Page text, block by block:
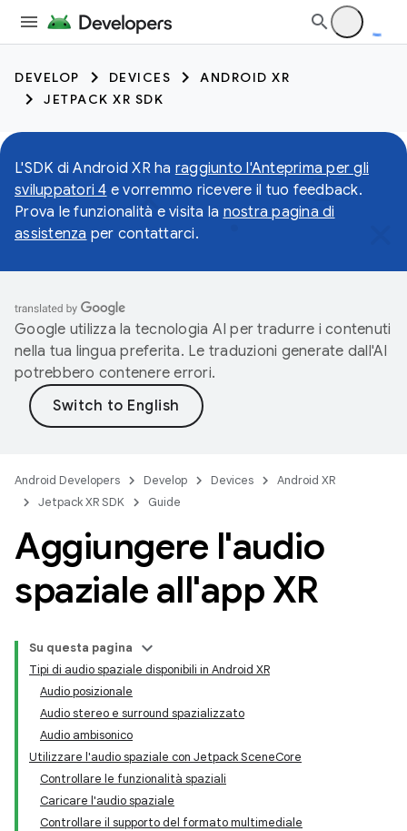
DEVELOP DEVICES
ANDROID XR
JETPACK XR SDK
L'SDK di Android XR ha raggiunto l'Anteprima per gli
sviluppatori 4 e vorremmo ricevere il tuo feedback.
Prova le funzionalità e visita la nostra pagina di
assistenza per contattarci.
Google utilizza la tecnologia AI per tradurre i contenuti
nella tua lingua preferita. Le traduzioni generate dall'AI
potrebbero contenere errori.
Android Developers Develop Devices
Android XR
Jetpack XR SDK
Guide
Aggiungere l'audio
spaziale all'app XR
Su questa pagina
Tipi di audio spaziale disponibili in Android XR
Audio posizionale
Audio stereo e surround spazializzato
Audio ambisonico
Utilizzare l'audio spaziale con Jetpack SceneCore
Controllare le funzionalità spaziali
Caricare l'audio spaziale
Controllare il supporto del formato multimediale